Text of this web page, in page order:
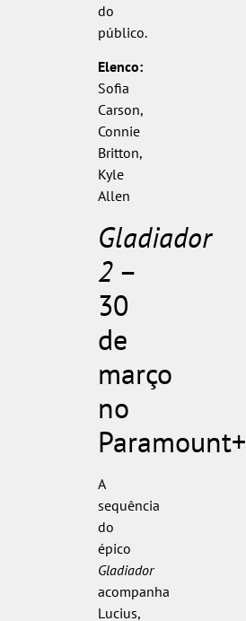
do
público.
Elenco:
Sofia
Carson,
Connie
Britton,
Kyle
Allen
Gladiador
2–
30
de
março
no
Paramount+
A
sequência
do
épico
Gladiador
acompanha
Lucius,